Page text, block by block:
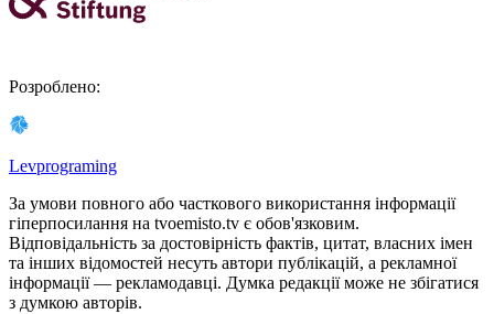
Розроблено:
Levprograming
За умови повного або часткового використання iнформацiї
гіперпосилання на tvoemisto.tv є обов'язковим.
Відповідальність за достовірність фактів, цитат, власних імен
та інших відомостей несуть автори публікацій, а рекламної
інформації — рекламодавці. Думка редакцiї може не збiгатися
з думкою авторiв.